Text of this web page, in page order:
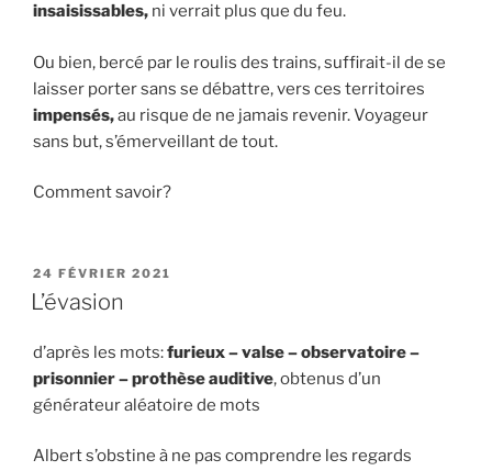
insaisissables, ni verrait plus que du feu.
Ou bien, bercé par le roulis des trains, suffirait-il de se
laisser porter sans se débattre, vers ces territoires
impensés,au risque de ne jamais revenir. Voyageur
sans but, s’émerveillant de tout.
Comment savoir?
PUBLIÉ
LE
24 FÉVRIER 2021
L’évasion
d’après les mots:furieux – valse – observatoire –
prisonnier – prothèse auditive, obtenus d’un
générateur aléatoire de mots
Albert s’obstine à ne pas comprendre les regards